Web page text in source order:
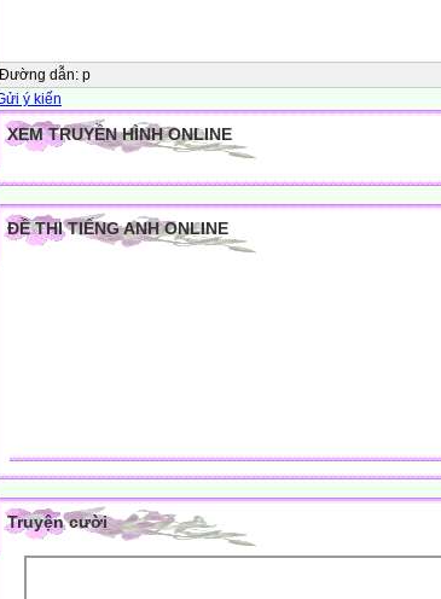
Đường dẫn: p
ý kiến
XEM TRUYỀN HÌNH ONLINE
ĐỀ THI TIẾNG ANH ONLINE
Truyện cười